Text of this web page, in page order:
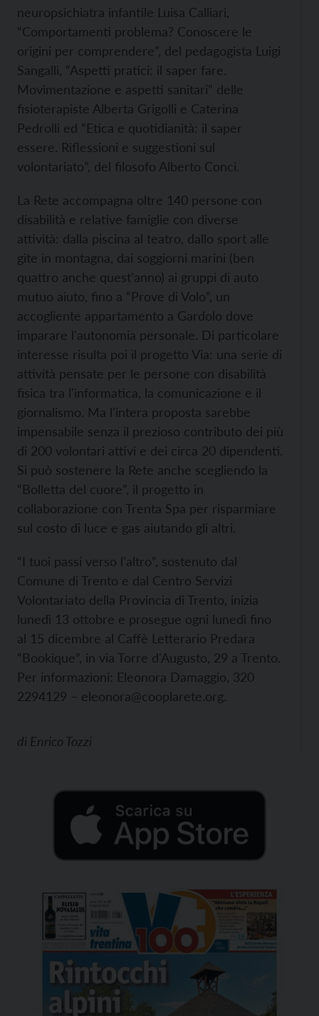
neuropsichiatra infantile Luisa Calliari,
“Comportamenti problema? Conoscere le
origini per comprendere”, del pedagogista Luigi
Sangalli, “Aspetti pratici: il saper fare.
Movimentazione e aspetti sanitari” delle
fisioterapiste Alberta Grigolli e Caterina
Pedrolli ed “Etica e quotidianità: il saper
essere. Riflessioni e suggestioni sul
volontariato”, del filosofo Alberto Conci.
La Rete accompagna oltre 140 persone con
disabilità e relative famiglie con diverse
attività: dalla piscina al teatro, dallo sport alle
gite in montagna, dai soggiorni marini (ben
quattro anche quest'anno) ai gruppi di auto
mutuo aiuto, fino a “Prove di Volo”, un
accogliente appartamento a Gardolo dove
imparare l'autonomia personale. Di particolare
interesse risulta poi il progetto Via: una serie di
attività pensate per le persone con disabilità
fisica tra l'informatica, la comunicazione e il
giornalismo. Ma l'intera proposta sarebbe
impensabile senza il prezioso contributo dei più
di 200 volontari attivi e dei circa 20 dipendenti.
Si può sostenere la Rete anche scegliendo la
“Bolletta del cuore”, il progetto in
collaborazione con Trenta Spa per risparmiare
sul costo di luce e gas aiutando gli altri.
“I tuoi passi verso l'altro”, sostenuto dal
Comune di Trento e dal Centro Servizi
Volontariato della Provincia di Trento, inizia
lunedì 13 ottobre e prosegue ogni lunedì fino
al 15 dicembre al Caffè Letterario Predara
“Bookique”, in via Torre d'Augusto, 29 a Trento.
Per informazioni: Eleonora Damaggio, 320
2294129 – eleonora@cooplarete.org.
di Enrico Tozzi